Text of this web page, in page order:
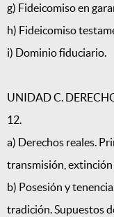
g) Fideicomiso en
h) Fideicomiso
i) Dominio fiduciario.
UNIDAD C.
12.
a) Derechos reales.
transmisión,
b) Posesión y
tradición. Supuestos